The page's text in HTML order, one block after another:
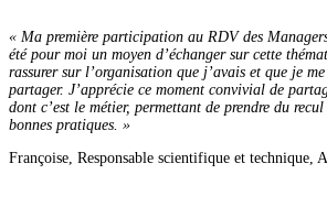
« Ma première participation au RDV des
été pour moi un moyen d’échanger sur cette
rassurer sur l’organisation que j’avais et que je
partager. J’apprécie ce moment convivial de
dont c’est le métier, permettant de prendre du
bonnes pratiques. »
Françoise, Responsable scientifique et technique,